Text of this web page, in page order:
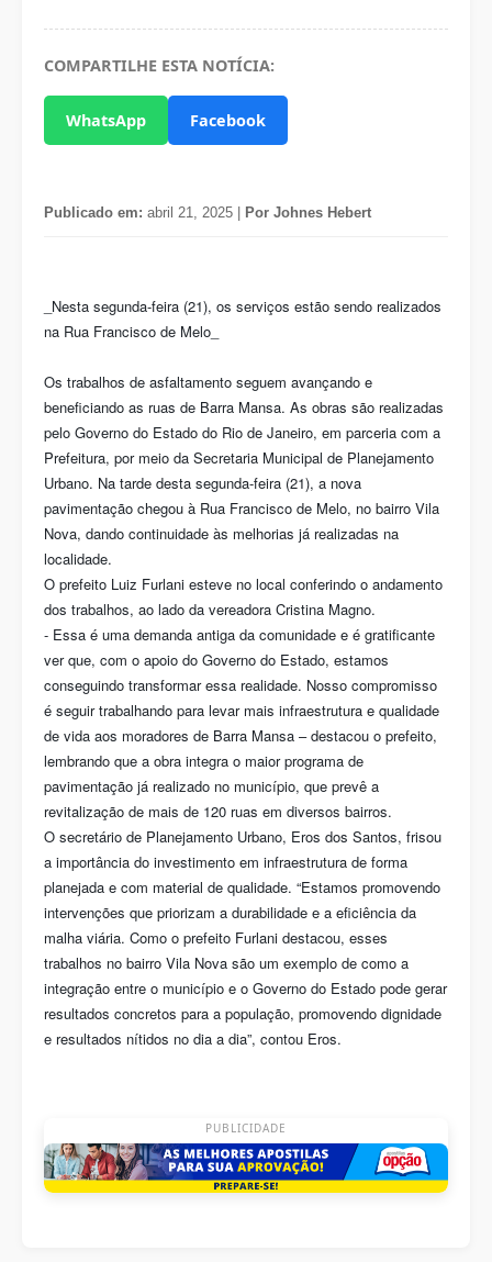
COMPARTILHE ESTA NOTÍCIA:
WhatsApp Facebook
Publicado em: abril 21, 2025 | Por Johnes Hebert
_Nesta segunda-feira (21), os serviços estão sendo realizados
na Rua Francisco de Melo_
Os trabalhos de asfaltamento seguem avançando e
beneficiando as ruas de Barra Mansa. As obras são realizadas
pelo Governo do Estado do Rio de Janeiro, em parceria com a
Prefeitura, por meio da Secretaria Municipal de Planejamento
Urbano. Na tarde desta segunda-feira (21), a nova
pavimentação chegou à Rua Francisco de Melo, no bairro Vila
Nova, dando continuidade às melhorias já realizadas na
localidade.
O prefeito Luiz Furlani esteve no local conferindo o andamento
dos trabalhos, ao lado da vereadora Cristina Magno.
- Essa é uma demanda antiga da comunidade e é gratificante
ver que, com o apoio do Governo do Estado, estamos
conseguindo transformar essa realidade. Nosso compromisso
é seguir trabalhando para levar mais infraestrutura e qualidade
de vida aos moradores de Barra Mansa – destacou o prefeito,
lembrando que a obra integra o maior programa de
pavimentação já realizado no município, que prevê a
revitalização de mais de 120 ruas em diversos bairros.
O secretário de Planejamento Urbano, Eros dos Santos, frisou
a importância do investimento em infraestrutura de forma
planejada e com material de qualidade. “Estamos promovendo
intervenções que priorizam a durabilidade e a eficiência da
malha viária. Como o prefeito Furlani destacou, esses
trabalhos no bairro Vila Nova são um exemplo de como a
integração entre o município e o Governo do Estado pode gerar
resultados concretos para a população, promovendo dignidade
e resultados nítidos no dia a dia”, contou Eros.
PUBLICIDADE